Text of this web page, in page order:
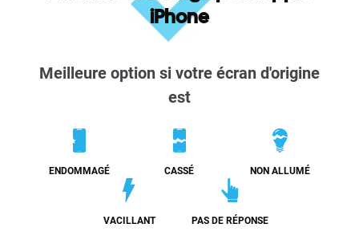
iPhone
Meilleure option si votre écran d'origine
est
ENDOMMAGÉ CASSÉ NON ALLUMÉ
VACILLANT PAS DE RÉPONSE